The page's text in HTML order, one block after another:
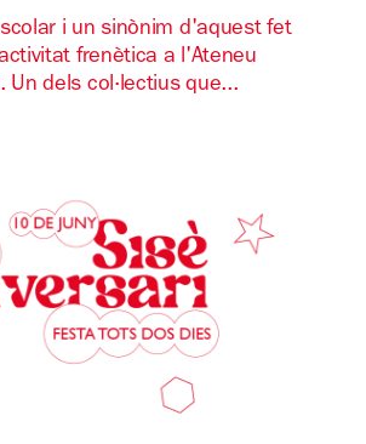
i un sinònim d'aquest fet
frenètica a l'Ateneu
Un dels col·lectius que...